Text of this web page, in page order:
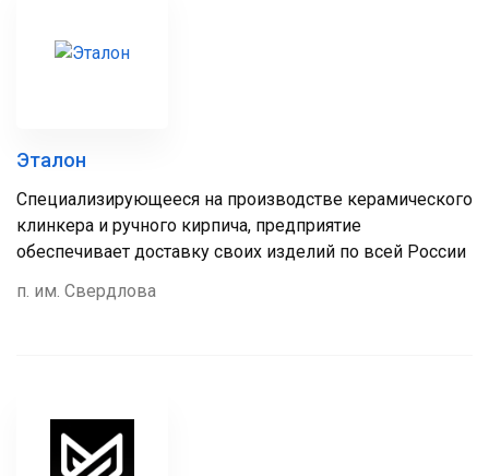
Эталон
Специализирующееся на производстве керамического
клинкера и ручного кирпича, предприятие
обеспечивает доставку своих изделий по всей России
п. им. Свердлова